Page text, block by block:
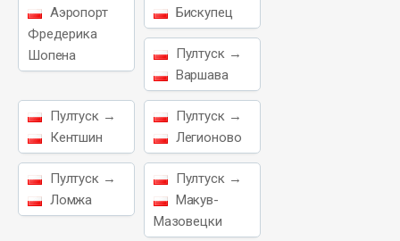
Аэропорт
Фредерика
Шопена
Бискупец
Пултуск →
Варшава
Пултуск →
Кентшин
Пултуск →
Легионово
Пултуск →
Ломжа
Пултуск →
Макув-
Мазовецки